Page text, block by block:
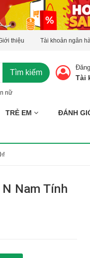
thiệu Tài khoản ngân
Tìm kiếm
nữ
Tài
TRẺ EM ĐÁNH
N Nam Tính